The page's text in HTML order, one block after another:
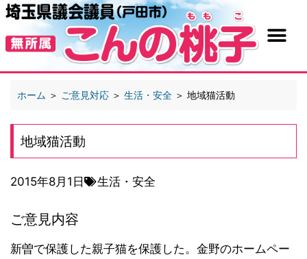
ホーム ＞ ご意見対応 ＞ 生活・安全 ＞ 地域猫活動
地域猫活動
2015年8月1日 生活・安全
ご意見内容
新曽で保護した親子猫を保護した。金野のホームペー